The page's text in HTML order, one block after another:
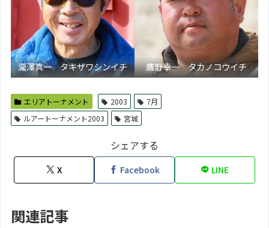
瀧澤真一 タキザワシンイチ 鷹野幸一 タカノコウイチ
エリアトーナメント 2003
7月
ルアートーナメント2003
宮城
シェアする
X Facebook LINE
関連記事